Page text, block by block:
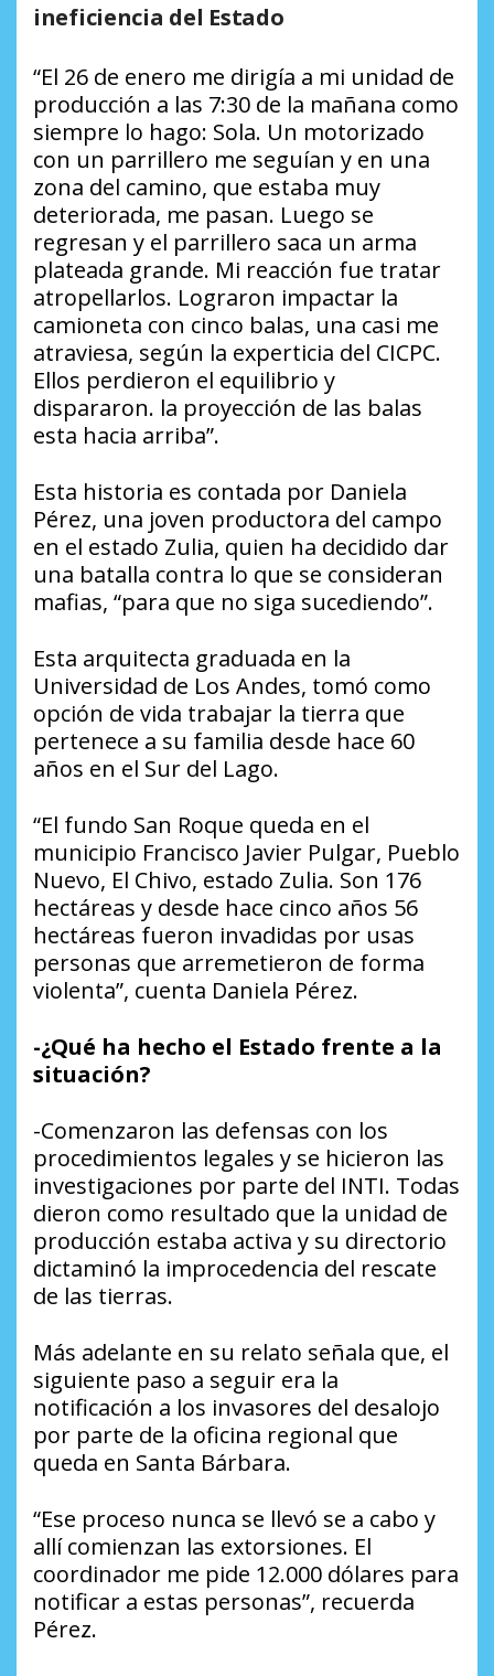
ineficiencia del Estado
“El 26 de enero me dirigía a mi unidad de
producción a las 7:30 de la mañana como
siempre lo hago: Sola. Un motorizado
con un parrillero me seguían y en una
zona del camino, que estaba muy
deteriorada, me pasan. Luego se
regresan y el parrillero saca un arma
plateada grande. Mi reacción fue tratar
atropellarlos. Lograron impactar la
camioneta con cinco balas, una casi me
atraviesa, según la experticia del CICPC.
Ellos perdieron el equilibrio y
dispararon. la proyección de las balas
esta hacia arriba”.
Esta historia es contada por Daniela
Pérez, una joven productora del campo
en el estado Zulia, quien ha decidido dar
una batalla contra lo que se consideran
mafias, “para que no siga sucediendo”.
Esta arquitecta graduada en la
Universidad de Los Andes, tomó como
opción de vida trabajar la tierra que
pertenece a su familia desde hace 60
años en el Sur del Lago.
“El fundo San Roque queda en el
municipio Francisco Javier Pulgar, Pueblo
Nuevo, El Chivo, estado Zulia. Son 176
hectáreas y desde hace cinco años 56
hectáreas fueron invadidas por usas
personas que arremetieron de forma
violenta”, cuenta Daniela Pérez.
-¿Qué ha hecho el Estado frente a la
situación?
-Comenzaron las defensas con los
procedimientos legales y se hicieron las
investigaciones por parte del INTI. Todas
dieron como resultado que la unidad de
producción estaba activa y su directorio
dictaminó la improcedencia del rescate
de las tierras.
Más adelante en su relato señala que, el
siguiente paso a seguir era la
notificación a los invasores del desalojo
por parte de la oficina regional que
queda en Santa Bárbara.
“Ese proceso nunca se llevó se a cabo y
allí comienzan las extorsiones. El
coordinador me pide 12.000 dólares para
notificar a estas personas”, recuerda
Pérez.